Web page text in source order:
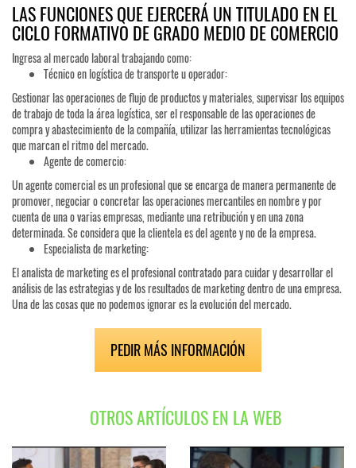
LAS FUNCIONES QUE EJERCERÁ UN TITULADO EN EL
CICLO FORMATIVO DE GRADO MEDIO DE COMERCIO
Ingresa al mercado laboral trabajando como:
Técnico en logística de transporte u operador:
Gestionar las operaciones de flujo de productos y materiales, supervisar los equipos
de trabajo de toda la área logística, ser el responsable de las operaciones de
compra y abastecimiento de la compañía, utilizar las herramientas tecnológicas
que marcan el ritmo del mercado.
Agente de comercio:
Un agente comercial es un profesional que se encarga de manera permanente de
promover, negociar o concretar las operaciones mercantiles en nombre y por
cuenta de una o varias empresas, mediante una retribución y en una zona
determinada. Se considera que la clientela es del agente y no de la empresa.
Especialista de marketing:
El analista de marketing es el profesional contratado para cuidar y desarrollar el
análisis de las estrategias y de los resultados de marketing dentro de una empresa.
Una de las cosas que no podemos ignorar es la evolución del mercado.
PEDIR MÁS INFORMACIÓN
OTROS ARTÍCULOS EN LA WEB